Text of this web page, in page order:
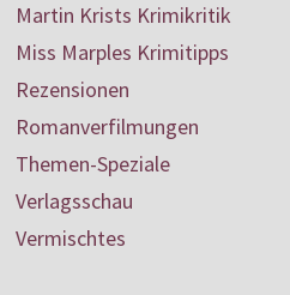
Martin Krists Krimikritik
Miss Marples Krimitipps
Rezensionen
Romanverfilmungen
Themen-Speziale
Verlagsschau
Vermischtes